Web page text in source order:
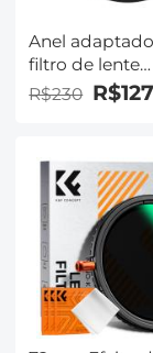
Anel
filtro de lente
magnética de
R$230 R$127